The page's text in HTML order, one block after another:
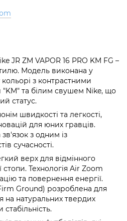
JR ZM VAPOR 16 PRO KM FG –
Модель виконана у
з контрастними
та білим свушем Nike, що
статус.
швидкості та легкості,
для юних гравців.
з одним із
сучасності.
верх для відмінного
стопи. Технологія Air Zoom
та повернення енергії.
Ground) розроблена для
на натуральних твердих